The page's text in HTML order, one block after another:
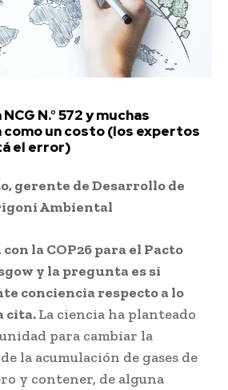
N.° 572 y muchas
como un costo (los expertos
el error)
gerente de Desarrollo de
Ambiental
la COP26 para el Pacto
y la pregunta es si
conciencia respecto a lo
cita.La ciencia ha planteado
para cambiar la
la acumulación de gases de
y contener, de alguna